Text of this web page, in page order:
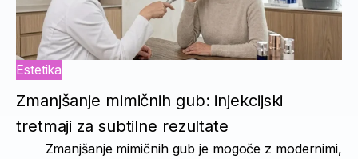
Estetika
Zmanjšanje mimičnih gub: injekcijski
tretmaji za subtilne rezultate
Zmanjšanje mimičnih gub je mogoče z modernimi,